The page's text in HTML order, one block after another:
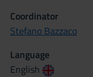
Coordinator
Stefano Bazzaco
Language
English